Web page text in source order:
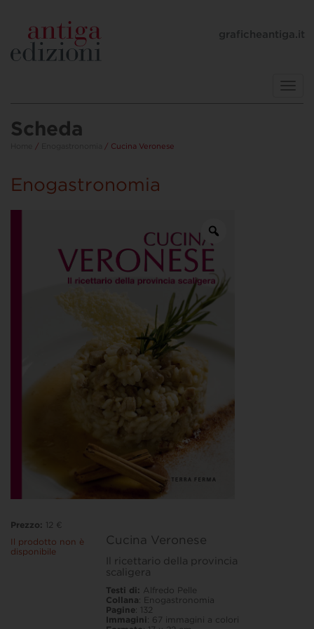
graficheantiga.it
Scheda
/ / Cucina Veronese
Enogastronomia
Cucina Veronese
Il ricettario della provincia
scaligera
Testi di: Alfredo Pelle
Collana: Enogastronomia
Pagine: 132
Immagini: 67 immagini a colori
Prezzo: 12 €
Il prodotto non è
disponibile